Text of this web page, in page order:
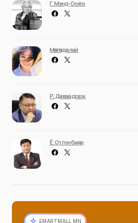
Г. Мэнд-Ооёо
Мөнгөндалай
Р. Даваадорж
Ё. Отгонбаяр
EMARTMALL.MN